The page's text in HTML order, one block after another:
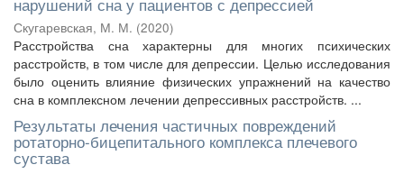
Скугаревская, М. М. (2020)
Расстройства сна характерны для многих психических
расстройств, в том числе для депрессии. Целью исследования
было оценить влияние физических упражнений на качество
сна в комплексном лечении депрессивных расстройств. ...
Результаты лечения частичных повреждений
ротаторно-бицепитального комплекса плечевого
сустава